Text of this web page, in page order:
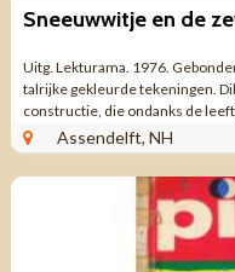
Sneeuwwitje en de
Uitg. Lekturama. 1976.
talrijke gekleurde tekeningen.
constructie, die ondanks de
door transport ...
Assendelft, NH